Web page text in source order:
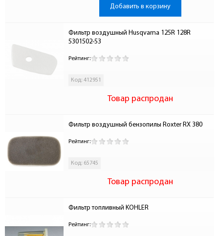
Добавить в корзину
Фильтр воздушный Husqvarna 125R 128R
5301502-53
Рейтинг:
Код: 412951
Товар распродан
Фильтр воздушный бензопилы Roxter RX 380
Рейтинг:
Код: 65745
Товар распродан
Фильтр топливный KOHLER
Рейтинг: